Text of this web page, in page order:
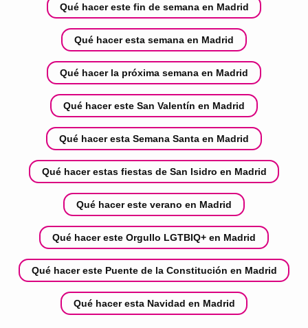
Qué hacer este fin de semana en Madrid
Qué hacer esta semana en Madrid
Qué hacer la próxima semana en Madrid
Qué hacer este San Valentín en Madrid
Qué hacer esta Semana Santa en Madrid
Qué hacer estas fiestas de San Isidro en Madrid
Qué hacer este verano en Madrid
Qué hacer este Orgullo LGTBIQ+ en Madrid
Qué hacer este Puente de la Constitución en Madrid
Qué hacer esta Navidad en Madrid